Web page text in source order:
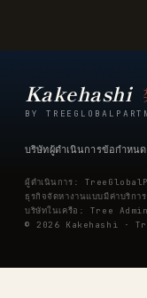
Kakehashi
BY
บริษัทผู้ดำเนินการข้อกำหนด
ผู้ดำเนินการ:
ธุรกิจจัดหางานแบบมีค่าบริ
บริษัทในเครือ: Tree
© 2026 Kakehashi ·